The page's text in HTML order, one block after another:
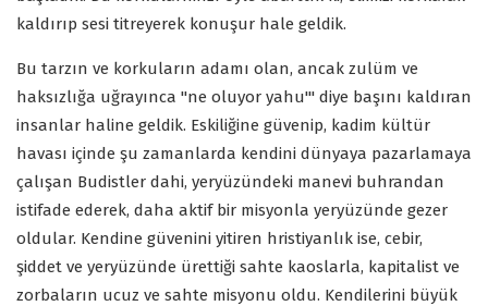
kaldırıp sesi titreyerek konuşur hale geldik.
Bu tarzın ve korkuların adamı olan, ancak zulüm ve
haksızlığa uğrayınca "ne oluyor yahu'" diye başını kaldıran
insanlar haline geldik. Eskiliğine güvenip, kadim kültür
havası içinde şu zamanlarda kendini dünyaya pazarlamaya
çalışan Budistler dahi, yeryüzündeki manevi buhrandan
istifade ederek, daha aktif bir misyonla yeryüzünde gezer
oldular. Kendine güvenini yitiren hristiyanlık ise, cebir,
şiddet ve yeryüzünde ürettiği sahte kaoslarla, kapitalist ve
zorbaların ucuz ve sahte misyonu oldu. Kendilerini büyük